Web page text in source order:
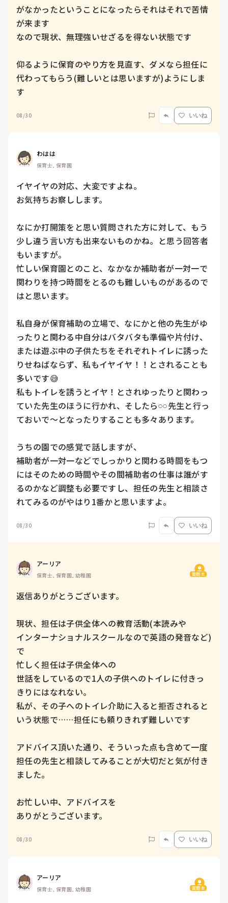
がなかったということになったらそれはそれで苦情
が来ます
なので現状、無理強いせざるを得ない状態です
仰るように保育のやり方を見直す、ダメなら担任に
代わってもらう(難しいとは思いますが)ようにしま
す
08/30 いいね
わはは
保育士, 保育園
イヤイヤの対応、大変ですよね。
お気持ちお察しします。
なにか打開策をと思い質問された方に対して、もう
少し違う言い方も出来ないものかね。と思う回答者
もいますが。
忙しい保育園とのこと、なかなか補助者が一対一で
関わりを持つ時間をとるのも難しいものがあるので
はと思います。
私自身が保育補助の立場で、なにかと他の先生がゆ
ったりと関わる中自分はバタバタも準備や片付け、
または遊ぶ中の子供たちをそれぞれトイレに誘った
りせねばならず、私もイヤイヤ！！とされることも
多いです😅
私もトイレを誘うとイヤ！とされゆったりと関わっ
ていた先生のほうに行かれ、そしたら𓏸𓏸先生と行っ
ておいで〜となったりすることも多々あります。
うちの園での感覚で話しますが、
補助者が一対一などでしっかりと関わる時間をもつ
にはそのための時間やその間補助者の仕事は誰がす
るのかなど調整も必要ですし、担任の先生と相談さ
れてみるのがやはり1番かと思いますよ。
08/30 いいね
アーリア
保育士, 保育園, 幼稚園 質問主
返信ありがとうございます。
現状、担任は子供全体への教育活動(本読みや
インターナショナルスクールなので英語の発音など)
で
忙しく担任は子供全体への
世話をしているので1人の子供へのトイレに付きっ
きりにはなれない。
私が、その子へのトイレ介助に入ると拒否されると
いう状態で……担任にも頼りきれず難しいです
アドバイス頂いた通り、そういった点も含めて一度
担任の先生と相談してみることが大切だと気が付き
ました。
お忙しい中、アドバイスを
ありがとうございます。
08/30 いいね
アーリア
保育士, 保育園, 幼稚園 質問主